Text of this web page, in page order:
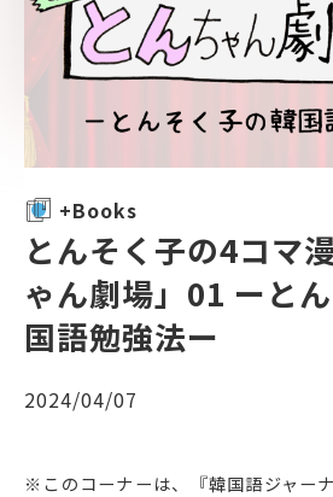
+Books
とんそく子の4コマ
ゃん劇場」01 ーと
国語勉強法ー
2024/04/07
※このコーナーは、『韓国語ジャー